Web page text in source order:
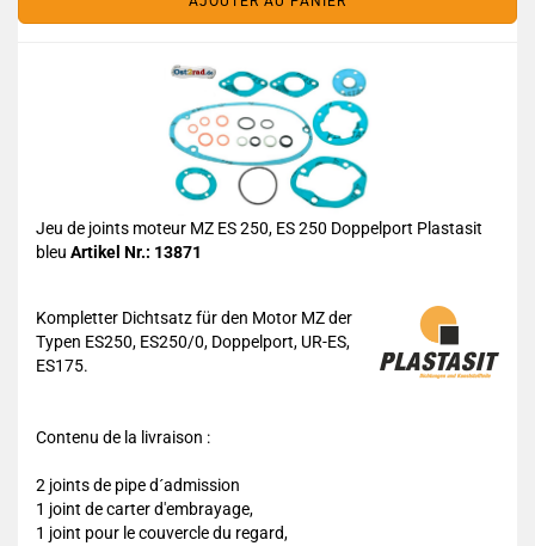
Jeu de joints moteur MZ ES 250, ES 250 Doppelport Plastasit
bleu Artikel Nr.: 13871
Kompletter Dichtsatz für den Motor MZ der
Typen ES250, ES250/0, Doppelport, UR-ES,
ES175.
Contenu de la livraison :
2 joints de pipe d´admission
1 joint de carter d'embrayage,
1 joint pour le couvercle du regard,